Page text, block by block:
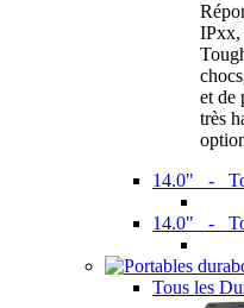
IPxx,
et de
très
14.0" -
14.0" -
Tous les